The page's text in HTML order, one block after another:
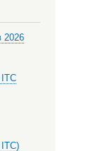
2026
ІТС